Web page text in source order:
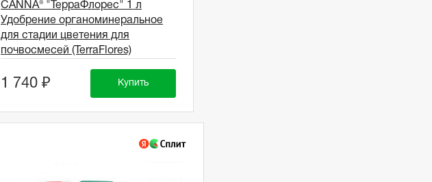
CANNA® "ТерраФлорес" 1 л
Удобрение органоминеральное
для стадии цветения для
почвосмесей (TerraFlores)
1 740 ₽ Купить